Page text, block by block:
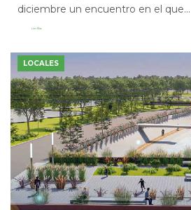
diciembre un encuentro en el que...
Leer Más
LOCALES